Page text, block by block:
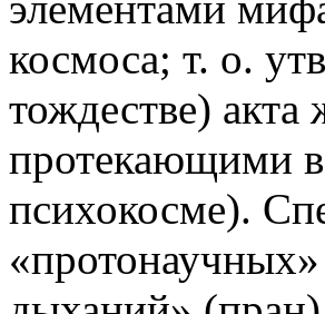
космоса; т. о.
тождестве)
протекающими
психокосме).